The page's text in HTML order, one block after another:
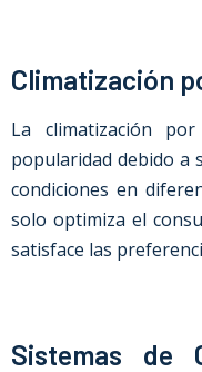
Climatización
La climatización
popularidad debido a
condiciones en
solo optimiza el
satisface las
Sistemas de